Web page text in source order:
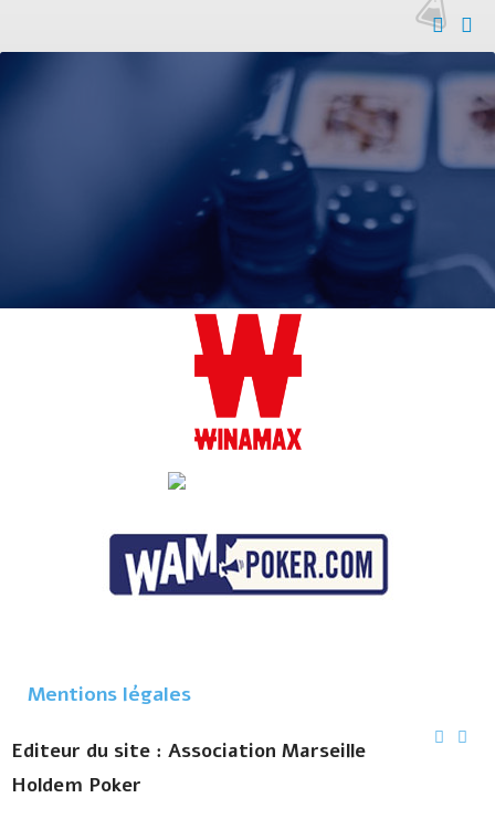
Mentions légales
Editeur du site : Association Marseille
Holdem Poker